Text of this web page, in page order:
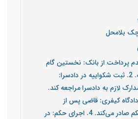
بلامحل
پرداخت از بانک: نخستین گام
پس از برگشت چک. 2. ثبت شکواییه در دادسرا:
لازم به دادسرا مراجعه کند.
دادگاه کیفری: قاضی پس از
بررسی مستندات حکم صادر می‌کند. 4. اجرای حکم: در